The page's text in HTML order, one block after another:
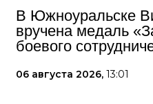
В Южноуральске
вручена медаль
боевого
06 августа 2026, 13:01